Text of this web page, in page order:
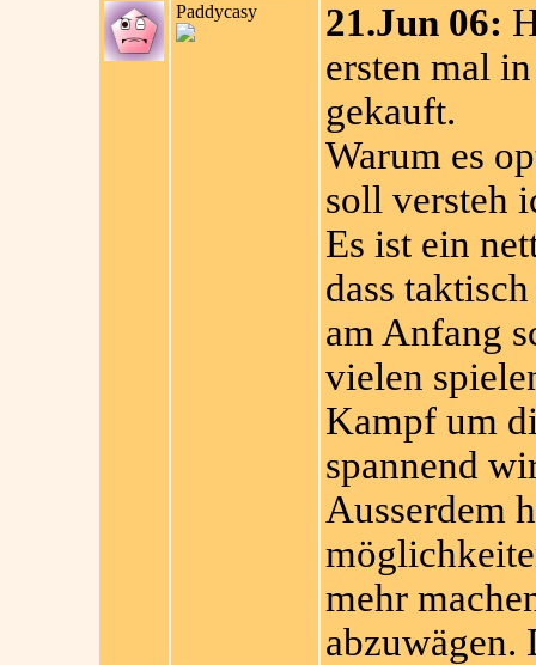
Paddycasy 21.Jun 06:
ersten mal
gekauft.
Warum es
soll versteh
Es ist ein
dass
am Anfang
vielen
Kampf um
spannend
Ausserdem
mehr
abzuwägen.